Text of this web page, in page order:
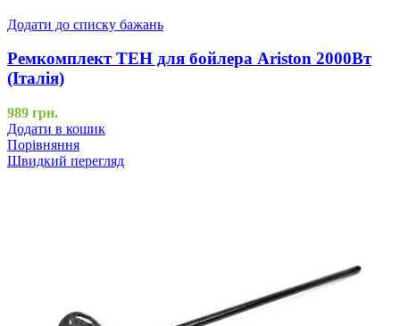
Додати до списку бажань
Ремкомплект ТЕН для бойлера Ariston 2000Вт
(Італія)
989 грн.
Додати в кошик
Порівняння
Швидкий перегляд